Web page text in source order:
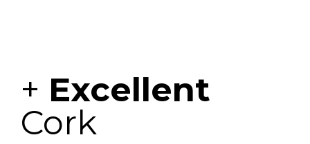
+ Excellent
Cork